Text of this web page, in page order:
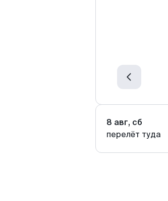
8 авг, сб
перелёт туда